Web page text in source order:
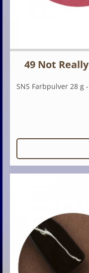
49 Not
SNS Farbpulver 28 g